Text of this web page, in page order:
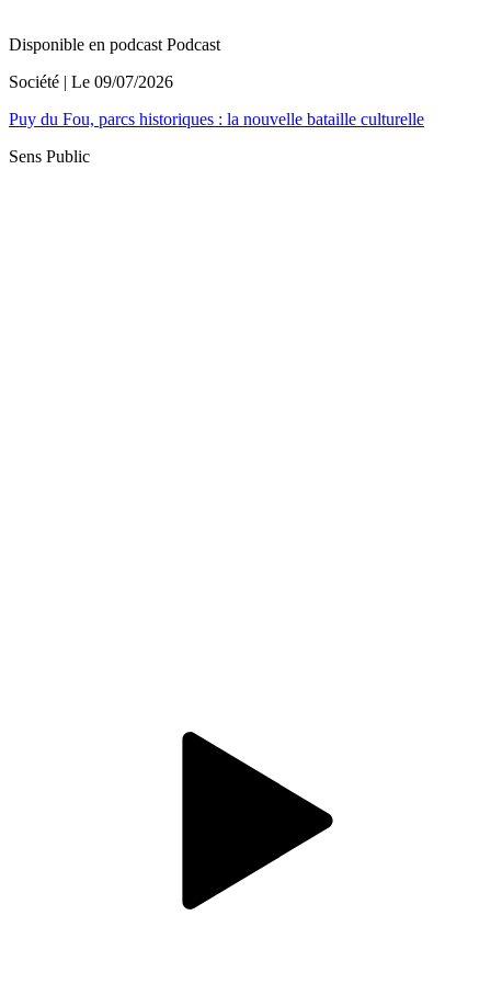
Disponible en podcast Podcast
Société | Le 09/07/2026
Puy du Fou, parcs historiques : la nouvelle bataille culturelle
Sens Public